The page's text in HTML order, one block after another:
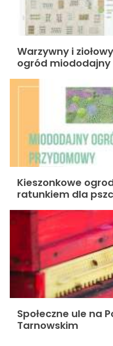
Warzywny i
ogród miododajny
Kieszonkowe
ratunkiem dla
Społeczne ule na
Tarnowskim